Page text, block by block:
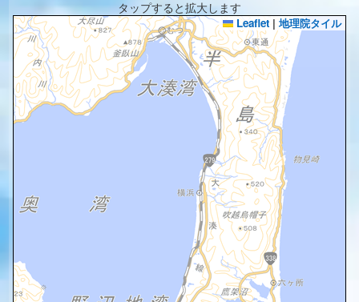
タップすると拡大します
Leaflet | 地理院タイル